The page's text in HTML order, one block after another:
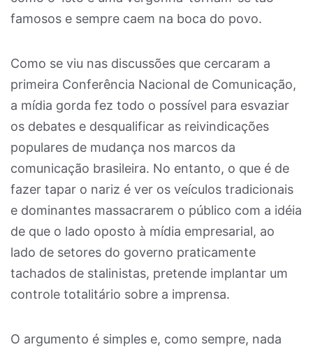
famosos e sempre caem na boca do povo.
Como se viu nas discussões que cercaram a
primeira Conferência Nacional de Comunicação,
a mídia gorda fez todo o possível para esvaziar
os debates e desqualificar as reivindicações
populares de mudança nos marcos da
comunicação brasileira. No entanto, o que é de
fazer tapar o nariz é ver os veículos tradicionais
e dominantes massacrarem o público com a idéia
de que o lado oposto à mídia empresarial, ao
lado de setores do governo praticamente
tachados de stalinistas, pretende implantar um
controle totalitário sobre a imprensa.
O argumento é simples e, como sempre, nada